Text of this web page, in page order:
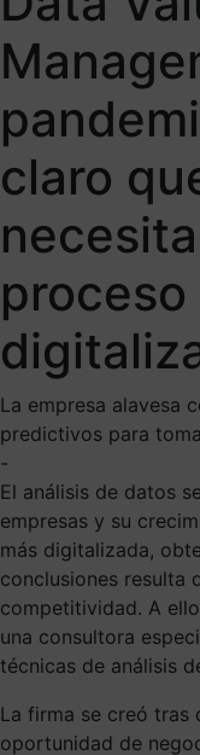
claro
proceso
La empresa alavesa
predictivos para
-
El análisis de datos
empresas y su
más digitalizada,
conclusiones resulta
competitividad. A
una consultora
técnicas de análisis
La firma se creó tras
oportunidad de